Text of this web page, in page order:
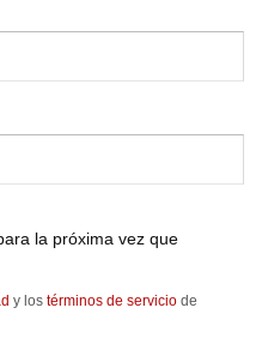
la próxima vez que
y lostérminos de servicio de